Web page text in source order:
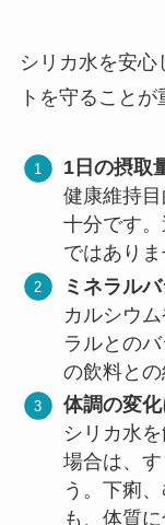
シリカ水を安
トを守ることが
1日の摂取
健康維持
十分です
ではありま
ミネラル
カルシウ
ラルとの
の飲料との
体調の変
シリカ水
場合は、
う。下痢
も、体質